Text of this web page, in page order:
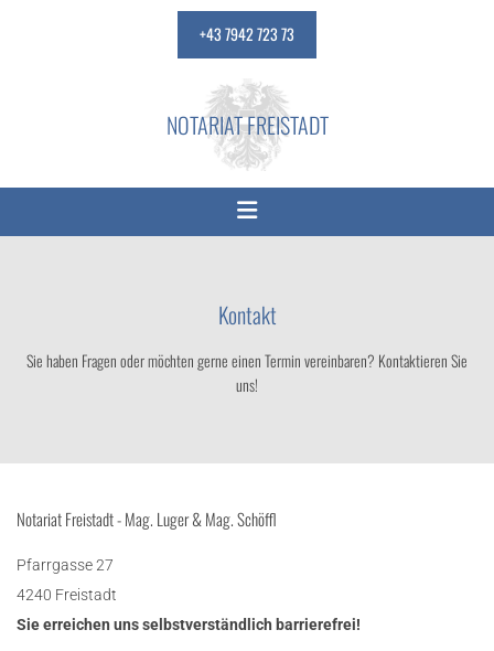
+43 7942 723 73
NOTARIAT FREISTADT
Kontakt
Sie haben Fragen oder möchten gerne einen Termin vereinbaren? Kontaktieren Sie
uns!
Notariat Freistadt - Mag. Luger & Mag. Schöffl
Pfarrgasse 27
4240 Freistadt
Sie erreichen uns selbstverständlich barrierefrei!